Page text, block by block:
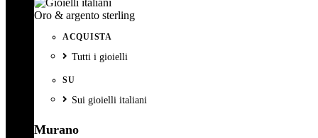
Oro & argento sterling
ACQUISTA
Tutti i gioielli
SU
Sui gioielli italiani
Murano